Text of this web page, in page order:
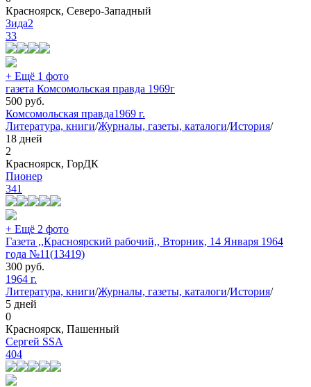
Красноярск, Северо-Западный
Зида2
33
+ Ещё 1 фото
газета Комсомольская правда 1969г
500 руб.
Комсомольская правда1969 г.
Литература, книги/Журналы, газеты, каталоги/История/
18 дней
2
Красноярск, ГорДК
Пионер
341
+ Ещё 2 фото
Газета ,,Красноярский рабочий,, Вторник, 14 Января 1964
года №11(13419)
300 руб.
1964 г.
Литература, книги/Журналы, газеты, каталоги/История/
5 дней
0
Красноярск, Пашенный
Сергей SSA
404